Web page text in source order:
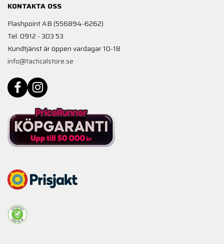
KONTAKTA OSS
Flashpoint AB (556894-6262)
Tel. 0912 - 303 53
Kundtjänst är öppen vardagar 10-18
info@tacticalstore.se